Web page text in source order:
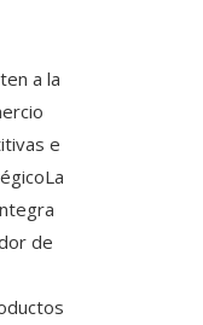
a la
e
de